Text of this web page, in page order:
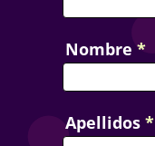
Nombre *
Apellidos *